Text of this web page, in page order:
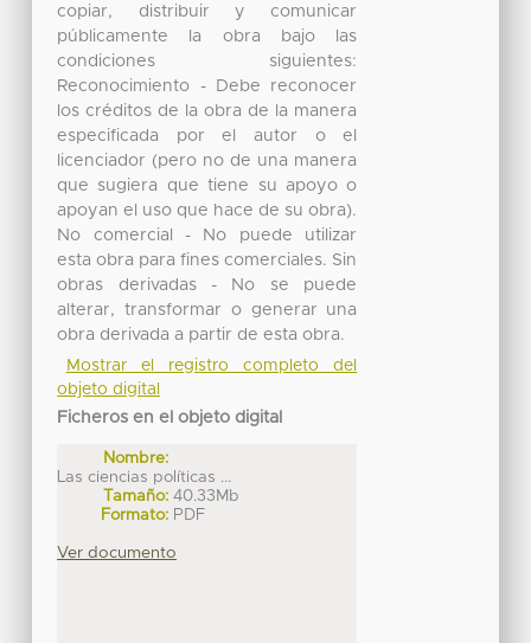
copiar, distribuir y comunicar
públicamente la obra bajo las
condiciones siguientes:
Reconocimiento - Debe reconocer
los créditos de la obra de la manera
especificada por el autor o el
licenciador (pero no de una manera
que sugiera que tiene su apoyo o
apoyan el uso que hace de su obra).
No comercial - No puede utilizar
esta obra para fines comerciales. Sin
obras derivadas - No se puede
alterar, transformar o generar una
obra derivada a partir de esta obra.
Mostrar el registro completo del
objeto digital
Ficheros en el objeto digital
Nombre:
Las ciencias políticas ...
Tamaño: 40.33Mb
Formato: PDF
Ver documento